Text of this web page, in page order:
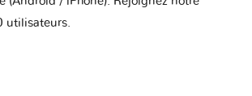
utilisateurs.